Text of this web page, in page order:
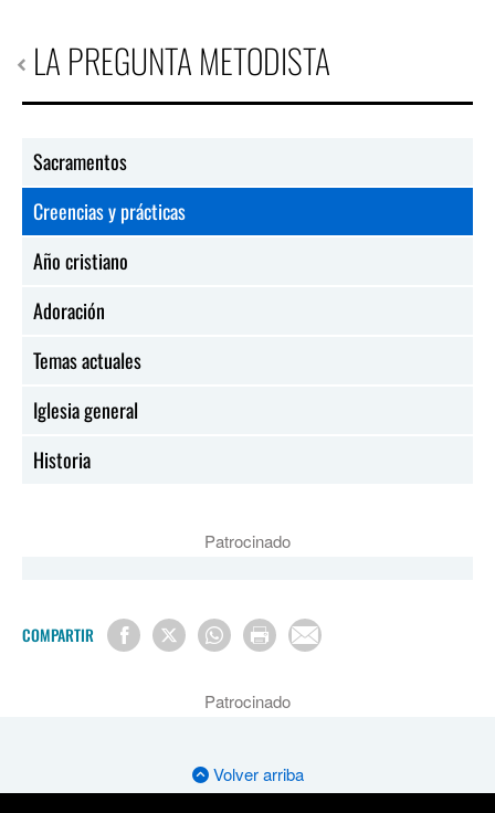
LA PREGUNTA METODISTA
Sacramentos
Creencias y prácticas
Año cristiano
Adoración
Temas actuales
Iglesia general
Historia
Patrocinado
COMPARTIR
Patrocinado
Volver arriba